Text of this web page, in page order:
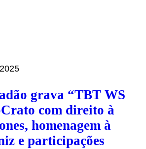
grava “TBT WS
com direito à
homenagem à
e participações